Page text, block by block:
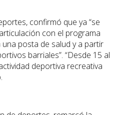
confirmó que ya “se
con el programa
posta de salud y a partir
barriales”. “Desde 15 al
deportiva recreativa